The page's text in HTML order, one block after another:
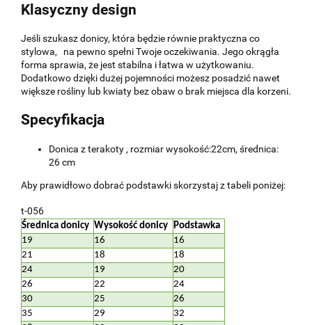
Klasyczny design
Jeśli szukasz donicy, która będzie równie praktyczna co
stylowa, na pewno spełni Twoje oczekiwania. Jego okrągła
forma sprawia, że jest stabilna i łatwa w użytkowaniu.
Dodatkowo dzięki dużej pojemności możesz posadzić nawet
większe rośliny lub kwiaty bez obaw o brak miejsca dla korzeni.
Specyfikacja
Donica z terakoty , rozmiar wysokość:22cm, średnica:
26 cm
Aby prawidłowo dobrać podstawki skorzystaj z tabeli poniżej:
t-056
Średnica donicy Wysokość donicy
Podstawka
19
16
16
21
18
18
24
19
20
26
22
24
30
25
26
35
29
32